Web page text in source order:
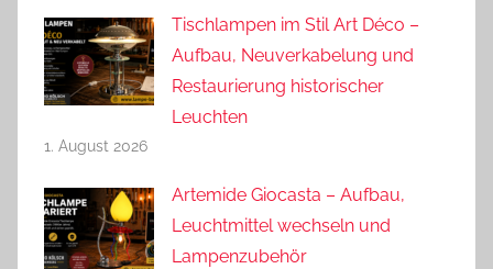
Tischlampen im Stil Art Déco –
Aufbau, Neuverkabelung und
Restaurierung historischer
Leuchten
1. August 2026
Artemide Giocasta – Aufbau,
Leuchtmittel wechseln und
Lampenzubehör